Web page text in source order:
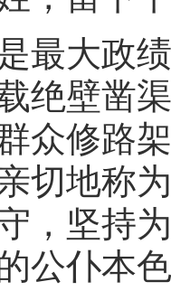
大政绩
绝壁凿
众修路
切地称
，坚持
公仆本